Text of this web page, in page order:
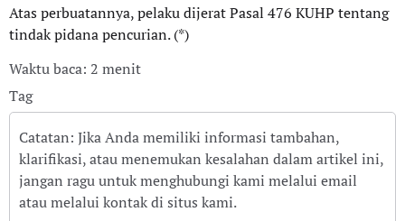
Atas perbuatannya, pelaku dijerat Pasal 476 KUHP tentang
tindak pidana pencurian. (*)
Waktu baca: 2 menit
Tag
Catatan: Jika Anda memiliki informasi tambahan,
klarifikasi, atau menemukan kesalahan dalam artikel ini,
jangan ragu untuk menghubungi kami melalui email
atau melalui kontak di situs kami.